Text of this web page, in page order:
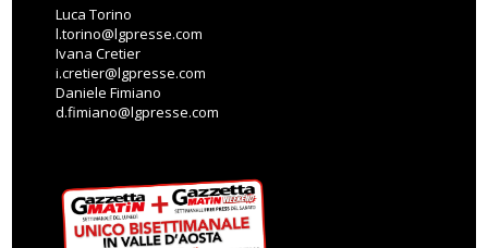
Luca Torino
l.torino@lgpresse.com
Ivana Cretier
i.cretier@lgpresse.com
Daniele Fimiano
d.fimiano@lgpresse.com